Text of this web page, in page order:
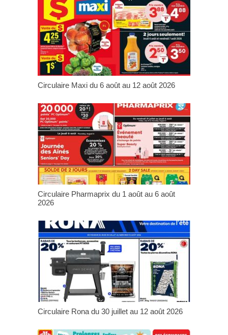
Circulaire Maxi du 6 août au 12 août 2026
Circulaire Pharmaprix du 1 août au 6 août
2026
Circulaire Rona du 30 juillet au 12 août 2026